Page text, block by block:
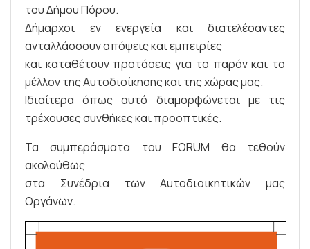
του Δήμου Πόρου.
Δήμαρχοι εν ενεργεία και διατελέσαντες
ανταλλάσσουν απόψεις και εμπειρίες
και καταθέτουν προτάσεις για το παρόν και το
μέλλον της Αυτοδιοίκησης και της χώρας μας.
Ιδιαίτερα όπως αυτό διαμορφώνεται με τις
τρέχουσες συνθήκες και προοπτικές.
Τα συμπεράσματα του FORUM θα τεθούν
ακολούθως
στα Συνέδρια των Αυτοδιοικητικών μας
Οργάνων.